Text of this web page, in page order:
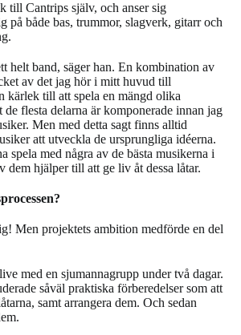
till Cantrips själv, och anser sig
på både bas, trummor, slagverk, gitarr och
helt band, säger han. En kombination av
av det jag hör i mitt huvud till
kärlek till att spela en mängd olika
de flesta delarna är komponerade innan jag
Men med detta sagt finns alltid
att utveckla de ursprungliga idéerna.
spela med några av de bästa musikerna i
dem hjälper till att ge liv åt dessa låtar.
Men projektets ambition medförde en del
med en sjumannagrupp under två dagar.
såväl praktiska förberedelser som att
samt arrangera dem. Och sedan